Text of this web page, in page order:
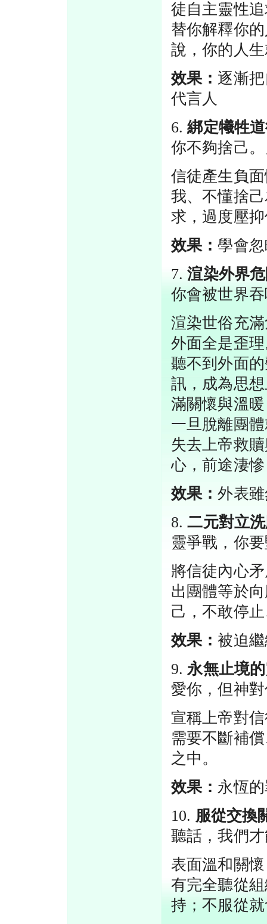
徒自主靈性
替你解釋你
說，你的人
效果：逐漸
代言人
6.綁定犧牲
你不夠捨己
信徒產生負
我、不懂捨
求，過度壓
效果：學會
7.渲染外界
你會被世界
渲染世俗充
外面全是歪
聽不到外面
訊，成為思
滿關懷與溫
一旦脫離團
失去上帝救
心，前途淒
效果：外表
8.二元對立
靈爭戰，你
將信徒內心
出團體等於
己，不敢停
效果：被迫
9. 永無止境
愛你，但神
宣稱上帝對
需要不斷補
之中。
效果： 永恆
10. 服從交換
聽話，我們
表面溫和關
有完全聽從
持；不服從